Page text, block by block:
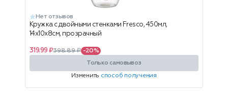
Нет отзывов
Кружка с двойными стенками Fresco, 450мл,
14x10x8см, прозрачный
319.99 ₽398.89 ₽ -20%
Только самовывоз
Изменить способ получения